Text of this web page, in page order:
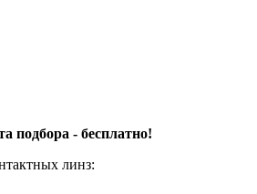
подбора - бесплатно!
линз: